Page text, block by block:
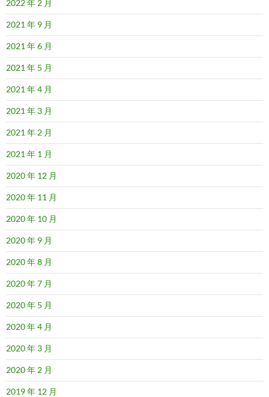
2022 年 2 月
2021 年 9 月
2021 年 6 月
2021 年 5 月
2021 年 4 月
2021 年 3 月
2021 年 2 月
2021 年 1 月
2020 年 12 月
2020 年 11 月
2020 年 10 月
2020 年 9 月
2020 年 8 月
2020 年 7 月
2020 年 5 月
2020 年 4 月
2020 年 3 月
2020 年 2 月
2019 年 12 月